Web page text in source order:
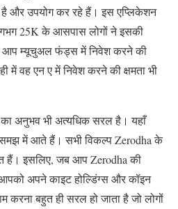
है और उपयोग कर रहे हैं। इस एप्लिकेशन
25K के आसपास लोगों ने इसकी
आप म्यूचुअल फंड्स में निवेश करने की
में वह एन ए में निवेश करने की क्षमता भी
अनुभव भी अत्यधिक सरल है। यहाँ
में आते हैं। सभी विकल्प Zerodha के
हैं। इसलिए, जब आप Zerodha की
अपने काइट होल्डिंग्स और कॉइन
करना बहुत ही सरल हो जाता है जो लोगों